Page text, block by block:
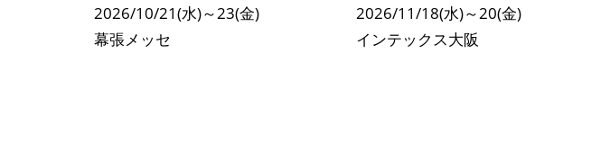
2026/10/21(水)～23(金)
幕張メッセ
2026/11/18(水)～20(金)
インテックス大阪